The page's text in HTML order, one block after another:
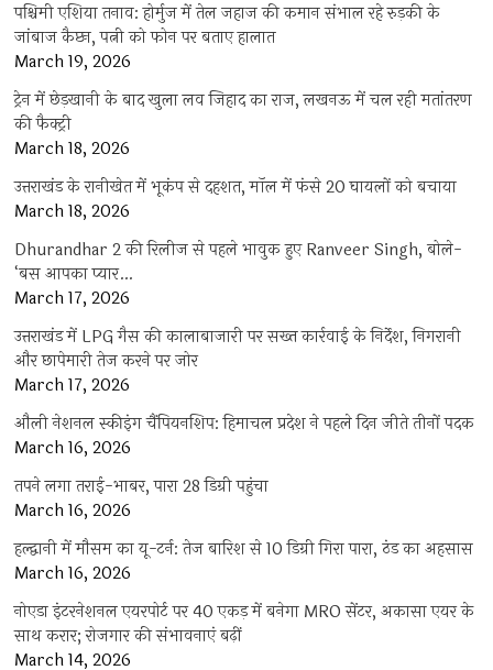
पश्चिमी एशिया तनाव: होर्मुज में तेल जहाज की कमान संभाल रहे रुड़की के
जांबाज कैप्टन, पत्नी को फोन पर बताए हालात
March 19, 2026
ट्रेन में छेड़खानी के बाद खुला लव जिहाद का राज, लखनऊ में चल रही मतांतरण
की फैक्ट्री
March 18, 2026
उत्तराखंड के रानीखेत में भूकंप से दहशत, मॉल में फंसे 20 घायलों को बचाया
March 18, 2026
Dhurandhar 2 की रिलीज से पहले भावुक हुए Ranveer Singh, बोले-
‘बस आपका प्यार…
March 17, 2026
उत्तराखंड में LPG गैस की कालाबाजारी पर सख्त कार्रवाई के निर्देश, निगरानी
और छापेमारी तेज करने पर जोर
March 17, 2026
औली नेशनल स्कीइंग चैंपियनशिप: हिमाचल प्रदेश ने पहले दिन जीते तीनों पदक
March 16, 2026
तपने लगा तराई-भाबर, पारा 28 डिग्री पहुंचा
March 16, 2026
हल्द्वानी में मौसम का यू-टर्न: तेज बारिश से 10 डिग्री गिरा पारा, ठंड का अहसास
March 16, 2026
नोएडा इंटरनेशनल एयरपोर्ट पर 40 एकड़ में बनेगा MRO सेंटर, अकासा एयर के
साथ करार; रोजगार की संभावनाएं बढ़ीं
March 14, 2026